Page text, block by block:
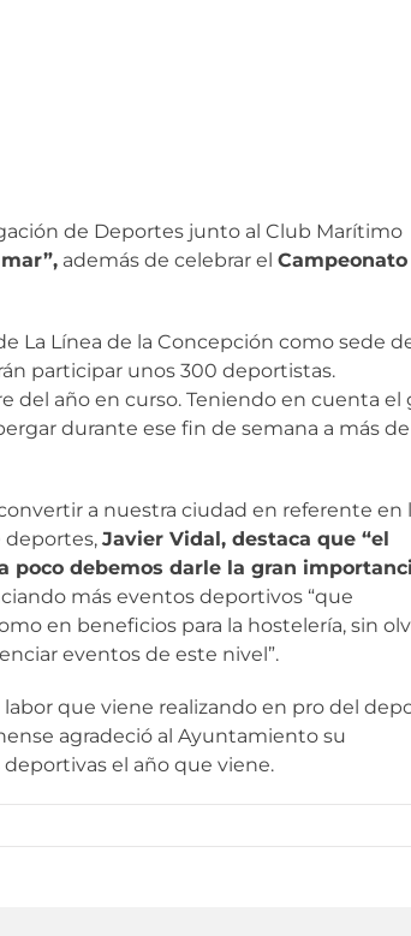
de Deportes junto al Club Marítimo
además de celebrar el
La Línea de la Concepción como sede
participar unos 300 deportistas.
del año en curso. Teniendo en cuenta el
durante ese fin de semana a más
a nuestra ciudad en referente en
deportes, Javier Vidal, destaca que “el
poco debemos darle la gran
más eventos deportivos “que
en beneficios para la hostelería, sin
eventos de este nivel”.
labor que viene realizando en pro del
agradeció al Ayuntamiento su
el año que viene.